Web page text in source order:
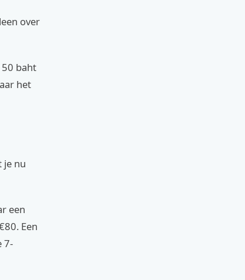
over
50 baht
het
je nu
een
Een
7-